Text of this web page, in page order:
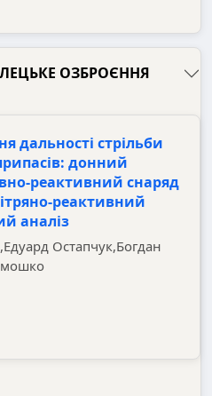
ОЗБРОЄННЯ
дальності стрільби
донний
реактивний снаряд
реактивний
аналіз
Остапчук,Богдан